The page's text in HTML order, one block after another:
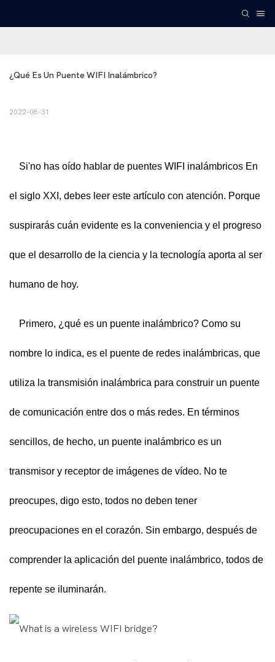
¿Qué Es Un Puente WIFI Inalámbrico?
2022-08-31
Si'no has oído hablar de puentes WIFI inalámbricos En
el siglo XXI, debes leer este artículo con atención. Porque
suspirarás cuán evidente es la conveniencia y el progreso
que el desarrollo de la ciencia y la tecnología aporta al ser
humano de hoy.
Primero, ¿qué es un puente inalámbrico? Como su
nombre lo indica, es el puente de redes inalámbricas, que
utiliza la transmisión inalámbrica para construir un puente
de comunicación entre dos o más redes. En términos
sencillos, de hecho, un puente inalámbrico es un
transmisor y receptor de imágenes de vídeo. No te
preocupes, digo esto, todos no deben tener
preocupaciones en el corazón. Sin embargo, después de
comprender la aplicación del puente inalámbrico, todos de
repente se iluminarán.